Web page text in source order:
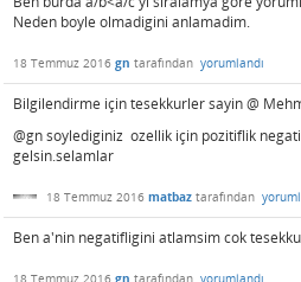
Neden boyle olmadigini anlamadim.
18 Temmuz 2016 gn tarafından yorumlandı
Bilgilendirme için tesekkurler sayin @
@gn soylediginiz ozellik için pozitiflik
gelsin.selamlar
18 Temmuz 2016 matbaz tarafından
Ben a'nin negatifligini atlamsim cok